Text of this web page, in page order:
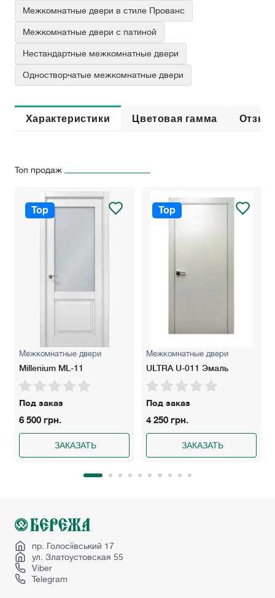
Межкомнатные двери в стиле Прованс
Межкомнатные двери с патиной
Нестандартные межкомнатные двери
Одностворчатые межкомнатные двери
Характеристики Цветовая гамма
Топ продаж
Top
Межкомнатные двери
Millenium ML-11
Под заказ
6 500 грн.
ЗАКАЗАТЬ
Top
Межкомнатные двери
ULTRA U-011 Эмаль
Под заказ
4 250 грн.
ЗАКАЗАТЬ
пр. Голосіївський 17
ул. Златоустовская 55
Viber
Telegram